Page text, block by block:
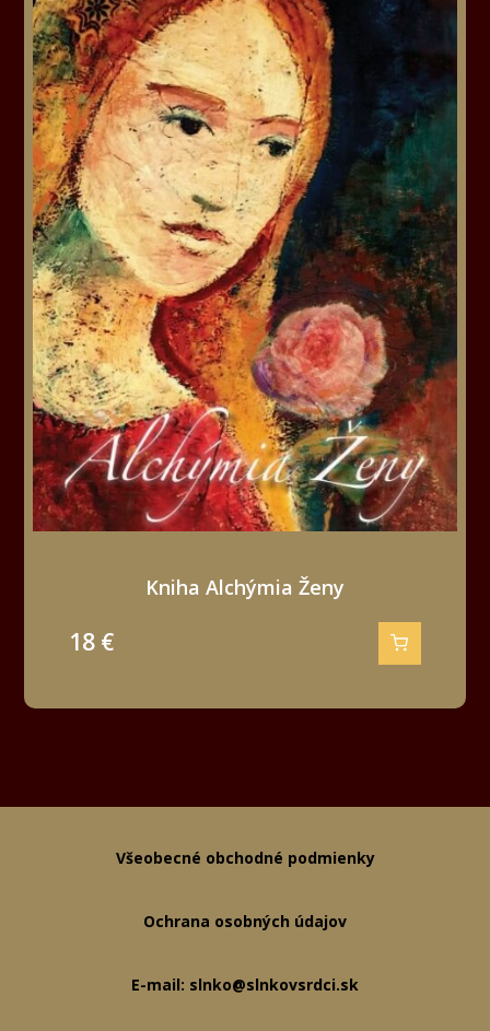
Kniha Alchýmia Ženy
18€
Všeobecné obchodné podmienky
Ochrana osobných údajov
E-mail: slnko@slnkovsrdci.sk